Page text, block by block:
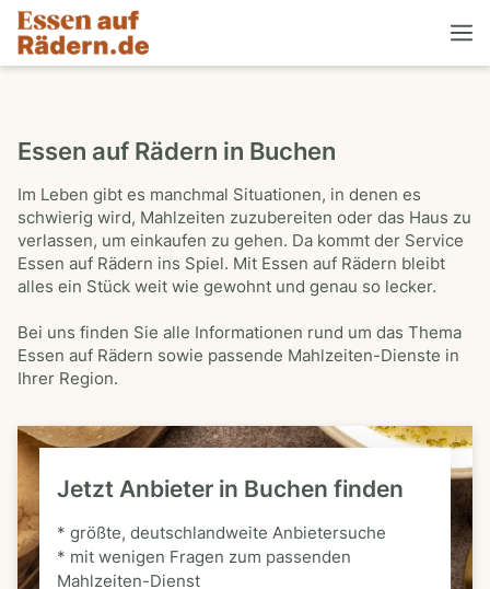
Essen auf Rädern in Buchen
Im Leben gibt es manchmal Situationen, in denen es
schwierig wird, Mahlzeiten zuzubereiten oder das Haus zu
verlassen, um einkaufen zu gehen. Da kommt der Service
Essen auf Rädern ins Spiel. Mit Essen auf Rädern bleibt
alles ein Stück weit wie gewohnt und genau so lecker.
Bei uns finden Sie alle Informationen rund um das Thema
Essen auf Rädern sowie passende Mahlzeiten-Dienste in
Ihrer Region.
Jetzt Anbieter in Buchen finden
* größte, deutschlandweite Anbietersuche
* mit wenigen Fragen zum passenden
Mahlzeiten-Dienst